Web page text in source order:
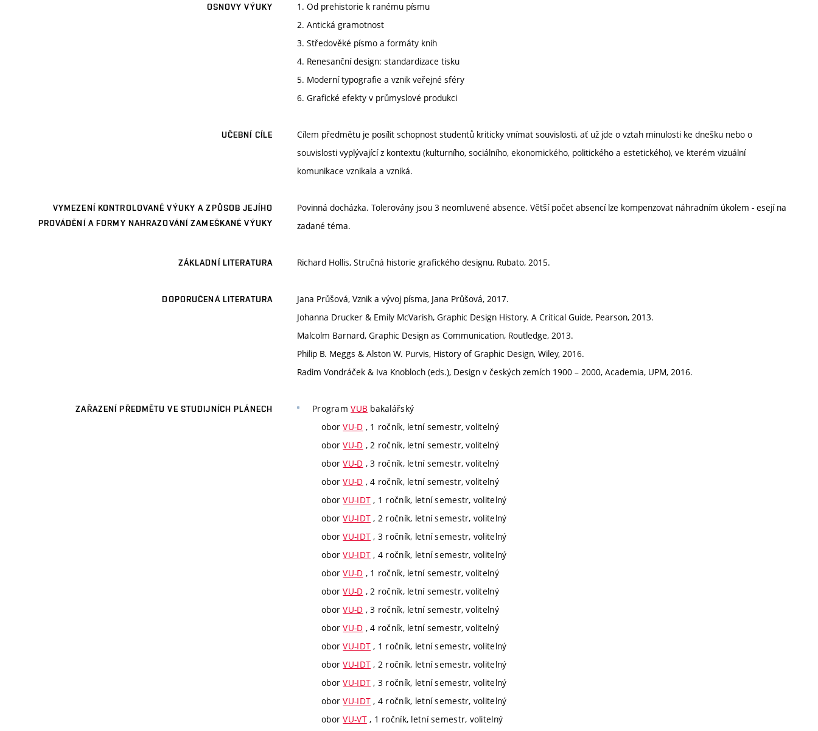
OSNOVY VÝUKY
1. Od prehistorie k ranému písmu
2. Antická gramotnost
3. Středověké písmo a formáty knih
4. Renesanční design: standardizace tisku
5. Moderní typografie a vznik veřejné sféry
6. Grafické efekty v průmyslové produkci
UČEBNÍ CÍLE
Cílem předmětu je posílit schopnost studentů kriticky vnímat souvislosti, ať už jde o vztah minulosti ke dnešku nebo o
souvislosti vyplývající z kontextu (kulturního, sociálního, ekonomického, politického a estetického), ve kterém vizuální
komunikace vznikala a vzniká.
VYMEZENÍ KONTROLOVANÉ VÝUKY A ZPŮSOB JEJÍHO
PROVÁDĚNÍ A FORMY NAHRAZOVÁNÍ ZAMEŠKANÉ VÝUKY
Povinná docházka. Tolerovány jsou 3 neomluvené absence. Větší počet absencí lze kompenzovat náhradním úkolem - esejí na
zadané téma.
ZÁKLADNÍ LITERATURA Richard Hollis, Stručná historie grafického designu, Rubato, 2015.
DOPORUČENÁ LITERATURA
Jana Průšová, Vznik a vývoj písma, Jana Průšová, 2017.
Johanna Drucker & Emily McVarish, Graphic Design History. A Critical Guide, Pearson, 2013.
Malcolm Barnard, Graphic Design as Communication, Routledge, 2013.
Philip B. Meggs & Alston W. Purvis, History of Graphic Design, Wiley, 2016.
Radim Vondráček & Iva Knobloch (eds.), Design v českých zemích 1900 – 2000, Academia, UPM, 2016.
ZAŘAZENÍ PŘEDMĚTU VE STUDIJNÍCH PLÁNECH ProgramVUB bakalářský
oborVU-D , 1 ročník, letní semestr, volitelný
oborVU-D , 2 ročník, letní semestr, volitelný
oborVU-D , 3 ročník, letní semestr, volitelný
oborVU-D , 4 ročník, letní semestr, volitelný
oborVU-IDT , 1 ročník, letní semestr, volitelný
oborVU-IDT , 2 ročník, letní semestr, volitelný
oborVU-IDT , 3 ročník, letní semestr, volitelný
oborVU-IDT , 4 ročník, letní semestr, volitelný
oborVU-D , 1 ročník, letní semestr, volitelný
oborVU-D , 2 ročník, letní semestr, volitelný
oborVU-D , 3 ročník, letní semestr, volitelný
oborVU-D , 4 ročník, letní semestr, volitelný
oborVU-IDT , 1 ročník, letní semestr, volitelný
oborVU-IDT , 2 ročník, letní semestr, volitelný
oborVU-IDT , 3 ročník, letní semestr, volitelný
oborVU-IDT , 4 ročník, letní semestr, volitelný
oborVU-VT, 1 ročník, letní semestr, volitelný